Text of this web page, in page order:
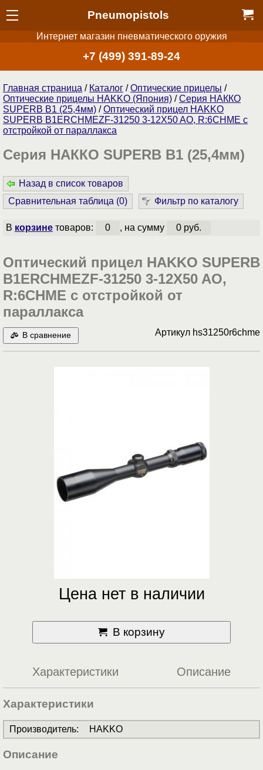
Pneumopistols
Интернет магазин пневматического оружия
+7 (499) 391-89-24
Главная страница / Каталог /Оптические прицелы /
Оптические прицелы HAKKO (Япония) /Серия НАККО
SUPERB B1 (25,4мм) /Оптический прицел HAKKO
SUPERB B1ERCHMEZF-31250 3-12X50 AO, R:6CHME с
отстройкой от параллакса
Серия НАККО SUPERB B1 (25,4мм)
Назад в список товаров
Сравнительная таблица (0) Фильтр по каталогу
В корзинетоваров: 0 , на сумму 0 руб.
Оптический прицел HAKKO SUPERB
B1ERCHMEZF-31250 3-12X50 AO,
R:6CHME с отстройкой от
параллакса
В сравнение Артикул hs31250r6chme
Цена нет в наличии
В корзину
Характеристики Описание
Характеристики
Производитель: HAKKO
Описание